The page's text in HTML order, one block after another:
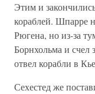
Этим и
кораблей. Шпарре
Рюгена, но из-за
Борнхольма и счел
отвел корабли в
Сехестед же